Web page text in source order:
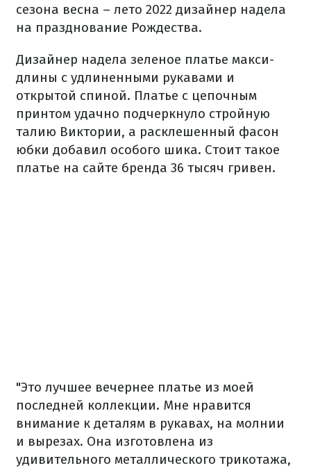
сезона весна – лето 2022 дизайнер надела
на празднование Рождества.
Дизайнер надела зеленое платье макси-
длины с удлиненными рукавами и
открытой спиной. Платье с цепочным
принтом удачно подчеркнуло стройную
талию Виктории, а расклешенный фасон
юбки добавил особого шика. Стоит такое
платье на сайте бренда 36 тысяч гривен.
"Это лучшее вечернее платье из моей
последней коллекции. Мне нравится
внимание к деталям в рукавах, на молнии
и вырезах. Она изготовлена из
удивительного металлического трикотажа,